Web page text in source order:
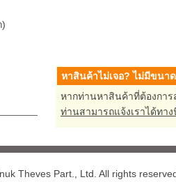
หาสินค้าไม่เจอ? ไม่มีขนา
หากท่านหาสินค้าที่ต้องการ
ท่านสามารถแจ้งเราได้ทา
Theves Part., Ltd. All rights